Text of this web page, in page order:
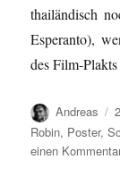
thailändisch
Esperanto),
des Film-
Autor
Andreas
Robin, Poster,
einen